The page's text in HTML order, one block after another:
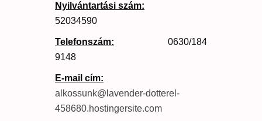
Nyilvántartási szám:
52034590
Telefonszám: 0630/184
9148
E-mail cím:
alkossunk@lavender-dotterel-
458680.hostingersite.com